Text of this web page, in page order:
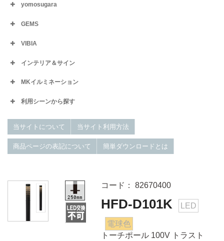
yomosugara
GEMS
VIBIA
インテリア＆サイン
MKイルミネーション
利用シーンから探す
当サイトについて 当サイト利用方法
商品ページの表記について 簡単ダウンロードとは
コード： 82670400
HFD-D101K LED
電球色
トーチポール 100V トラスト